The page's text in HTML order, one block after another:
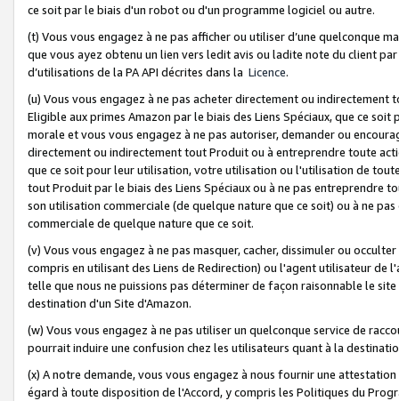
ce soit par le biais d'un robot ou d'un programme logiciel ou autre.
(t) Vous vous engagez à ne pas afficher ou utiliser d’une quelconque
que vous ayez obtenu un lien vers ledit avis ou ladite note du client
d’utilisations de la PA API décrites dans la Licence.
(u) Vous vous engagez à ne pas acheter directement ou
Eligible aux primes Amazon par le biais des Liens Spéciaux, que ce
morale et vous vous engagez à ne pas autoriser, demander ou
directement ou indirectement tout Produit ou à entreprendre toute
que ce soit pour leur utilisation, votre utilisation ou l'utilisation de
tout Produit par le biais des Liens Spéciaux ou à ne pas entreprendre
son utilisation commerciale (de quelque nature que ce soit) ou à ne
commerciale de quelque nature que ce soit.
(v) Vous vous engagez à ne pas masquer, cacher, dissimuler ou
compris en utilisant des Liens de Redirection) ou l'agent utilisateur
telle que nous ne puissions pas déterminer de façon raisonnable le
destination d'un Site d'Amazon.
(w) Vous vous engagez à ne pas utiliser un quelconque service de
pourrait induire une confusion chez les utilisateurs quant à la
(x) A notre demande, vous vous engagez à nous fournir une
égard à toute disposition de l'Accord, y compris les Politiques du